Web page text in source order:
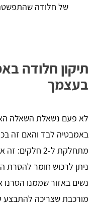
של חלודה
תיקון חלודה
בעצמך
לא פעם נשאלת השאלה
באמבטיה לבד והאם זה
מתחלקת ל-2
ניתן לרכוש חומר להסרת
נשים באזור שממנו
מורכבת שצריכה להתבצע